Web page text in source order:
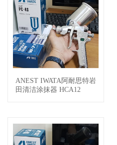
查看详情
ANEST IWATA阿耐思特岩
田清洁涂抹器 HCA12